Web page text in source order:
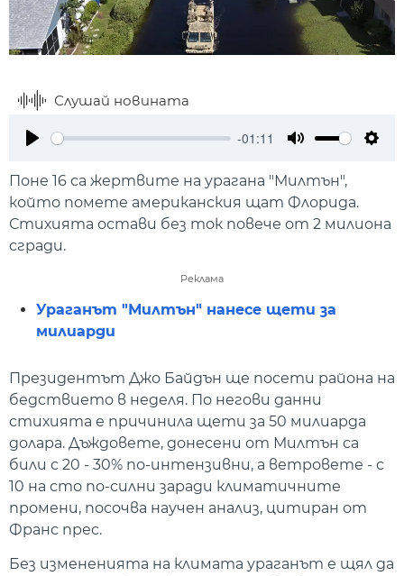
Слушай новината
-01:11
Поне 16 са жертвите на урагана "Милтън",
който помете американския щат Флорида.
Стихията остави без ток повече от 2 милиона
сгради.
Реклама
Ураганът "Милтън" нанесе щети за
милиарди
Президентът Джо Байдън ще посети района на
бедствието в неделя. По негови данни
стихията е причинила щети за 50 милиарда
долара. Дъждовете, донесени от Милтън са
били с 20 - 30% по-интензивни, а ветровете - с
10 на сто по-силни заради климатичните
промени, посочва научен анализ, цитиран от
Франс прес.
Без измененията на климата ураганът е щял да